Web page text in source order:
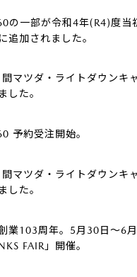
の一部が令和4年(R4)度当
追加されました。
間マツダ・ライトダウンキ
した。
予約受注開始。
間マツダ・ライトダウンキ
した。
業103周年。5月30日～6
FAIR」開催。